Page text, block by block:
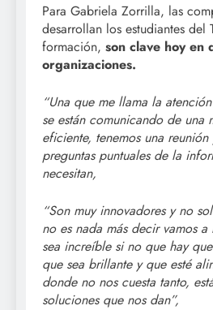
Para Gabriela Zorrilla, las
desarrollan los estudiantes del
formación, son clave hoy en
organizaciones.
“Una que me llama la
se están comunicando de una
eficiente, tenemos una reunión
preguntas puntuales de la
necesitan,
“Son muy innovadores y no
no es nada más decir vamos
sea increíble si no que hay
que sea brillante y que esté
donde no nos cuesta tanto,
soluciones que nos dan”,